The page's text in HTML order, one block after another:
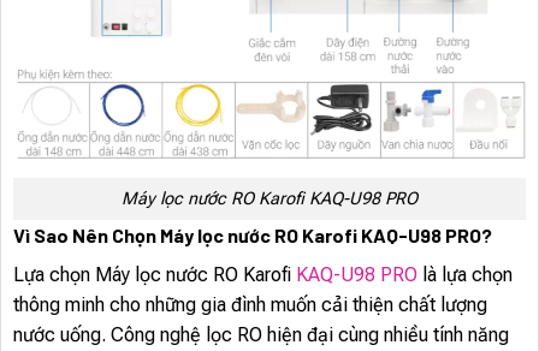
Máy lọc nước RO Karofi KAQ-U98 PRO
Vì Sao Nên Chọn Máy lọc nước RO Karofi KAQ-U98 PRO?
Lựa chọn Máy lọc nước RO Karofi KAQ-U98 PRO là lựa chọn
thông minh cho những gia đình muốn cải thiện chất lượng
nước uống. Công nghệ lọc RO hiện đại cùng nhiều tính năng